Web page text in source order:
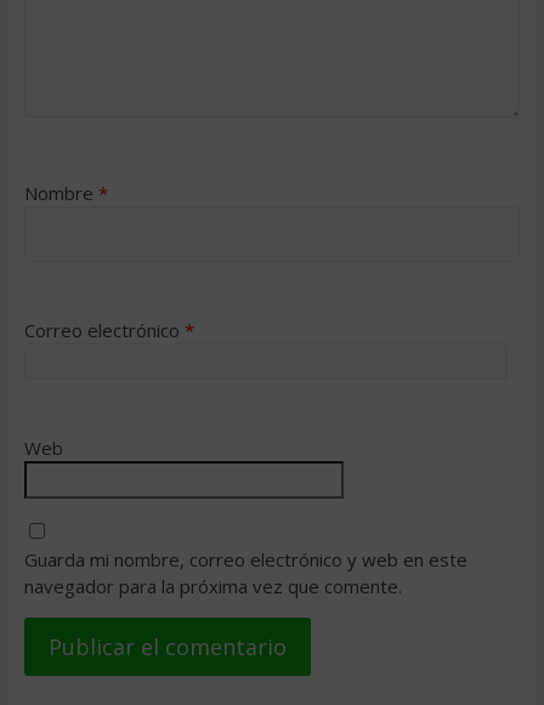
Nombre *
Correo electrónico *
Web
Guarda mi nombre, correo electrónico y web en este
navegador para la próxima vez que comente.